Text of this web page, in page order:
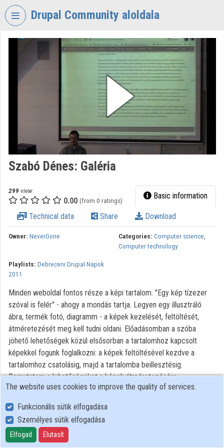
Skip header
Drupal Community aloldala
TORIUM
DRUPAL
COMMUNITY
Organization discovery
Categories
Organization playlists
Organizations
Contributors
Szabó Dénes: Galéria
299 view
0.00 (from 0 ratings) Basic information
Technical data Share Download
Owner: NeverGone Categories: Computer science,
Computer technology
Playlists: Debreceni Drupal Napok
2011
Minden weboldal fontos része a képi tartalom. "Egy kép tízezer
szóval is felér" - ahogy a mondás tartja. Legyen egy illusztráló
ábra, termék fotó, diagramm - a képek kezelését, feltöltését,
átméretezését meg kell tudni oldani. Előadásomban a szóba
jöhető lehetőségek közül elsősorban a tartalomhoz kapcsolt
képekkel fogunk foglalkozni: a képek feltöltésével kezdve a
tartalomhoz csatolásig, majd a tartalomba beillesztésig.
Bemutatom a lehetőségeket a képek átméretezésére
(imagecache) egyszerű szövegbe illesztésre (insert), valamint
galériába szervezésre - lightbox és slideshow galéria. További
információ:
http://drupal.hu/konferencia/debrecen2011/program#galeria
The website uses cookies to improve the quality of services.
Funkcionális sütik elfogadása
Személyes sütik elfogadása
Elfogad Elutasít